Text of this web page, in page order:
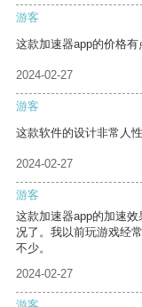
游客
这款加速器app的价格有
2024-02-27
游客
这款软件的设计非常人
2024-02-27
游客
这款加速器app的加速
况了。我以前玩游戏经
不少。
2024-02-27